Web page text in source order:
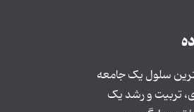
سلول یک جامعه
تربیت و رشد یک